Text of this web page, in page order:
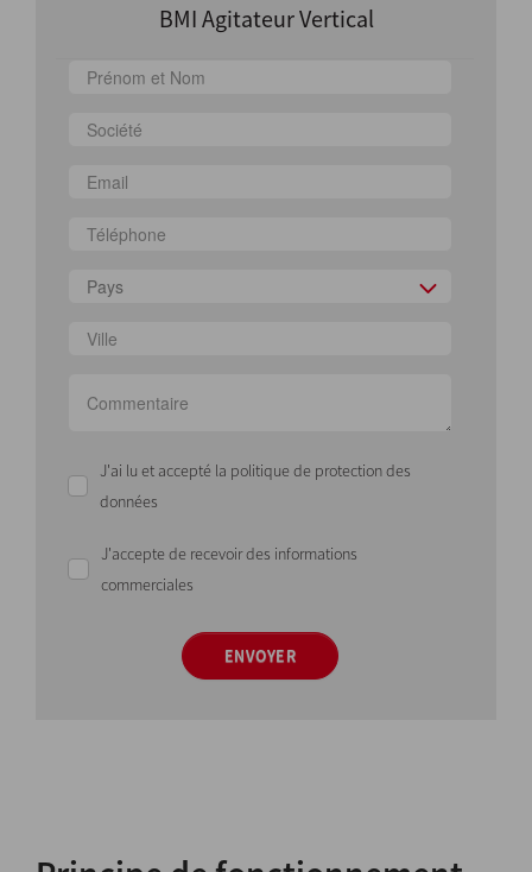
BMI Agitateur Vertical
Pays
J'ai lu et accepté la politique de protection des
données
J'accepte de recevoir des informations
commerciales
ENVOYER